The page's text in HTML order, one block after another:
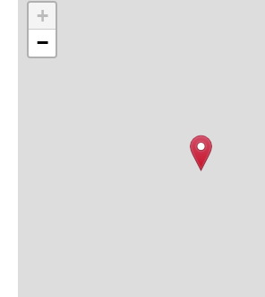
+
−